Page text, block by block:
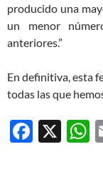
producido una
un menor
anteriores.”
En definitiva, esta
todas las que
F
X